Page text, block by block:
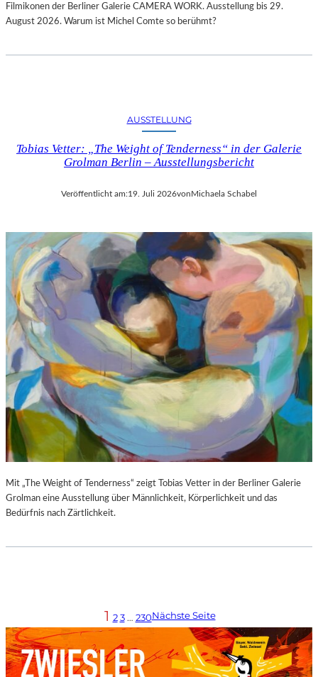
Filmikonen der Berliner Galerie CAMERA WORK. Ausstellung bis 29.
August 2026. Warum ist Michel Comte so berühmt?
AUSSTELLUNG
Tobias Vetter: „The Weight of Tenderness“ in der Galerie
Grolman Berlin – Ausstellungsbericht
Veröffentlicht am:19. Juli 2026vonMichaela Schabel
Mit „The Weight of Tenderness“ zeigt Tobias Vetter in der Berliner Galerie
Grolman eine Ausstellung über Männlichkeit, Körperlichkeit und das
Bedürfnis nach Zärtlichkeit.
1 2 3 … 230Nächste Seite